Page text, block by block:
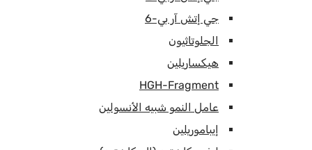
جي إتش آر بي-6
الجلوتاثيون
هيكساريلين
HGH-Fragment
عامل النمو شبيه الأنسولين
إيباموريلين